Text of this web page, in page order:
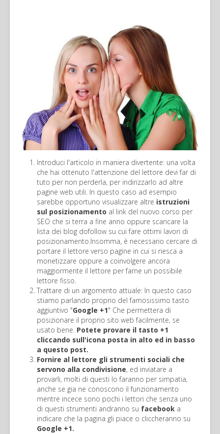
Introduci l'articolo in maniera divertente: una volta
che hai ottenuto l'attenzione del lettore devi far di
tuto per non perderla, per indirizzarlo ad altre
pagine web utili. In questo caso ad esempio
sarebbe opportuno visualizzare altre istruzioni
sul posizionamento al link del nuovo corso per
SEO che si terra a fine anno oppure scaricare la
lista dei blog dofollow su cui fare ottimi lavori di
posizionamento.Insomma, è necessario cercare di
portare il lettore verso pagine in cui si riesca a
monetizzare oppure a coinvolgere ancora
maggiormente il lettore per farne un possibile
lettore fisso.
Trattare di un argomento attuale: In questo caso
stiamo parlando proprio del famosissimo tasto
aggiuntivo "Google +1" Che permettera di
posizionare il proprio sito web facilmente, se
usato bene. Potete provare il tasto +1
cliccando sull'icona posta in alto ed in basso
a questo post.
Fornire al lettore gli strumenti sociali che
servono alla condivisione, ed inviatare a
provarli, molti di questi lo faranno per simpatia,
anche se gia ne conoscono il funzionamento
mentre incece sono pochi i lettori che senza uno
di questi strumenti andranno su facebook a
indicare che la pagina gli piace o cliccheranno su
Google +1.